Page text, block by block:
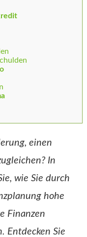
einen
In
wie Sie durch
hohe
Finanzen
Entdecken Sie